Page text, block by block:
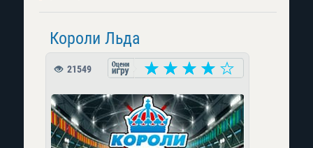
Короли Льда
21549